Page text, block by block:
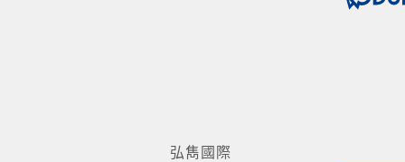
弘雋國際